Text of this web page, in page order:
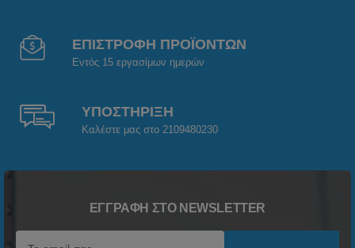
ΕΠΙΣΤΡΟΦΗ ΠΡΟΪΟΝΤΩΝ
Εντός 15 εργασίμων ημερών
ΥΠΟΣΤΗΡΙΞΗ
Καλέστε μας στο 2109480230
ΕΓΓΡΑΦΉ ΣΤΟ NEWSLETTER